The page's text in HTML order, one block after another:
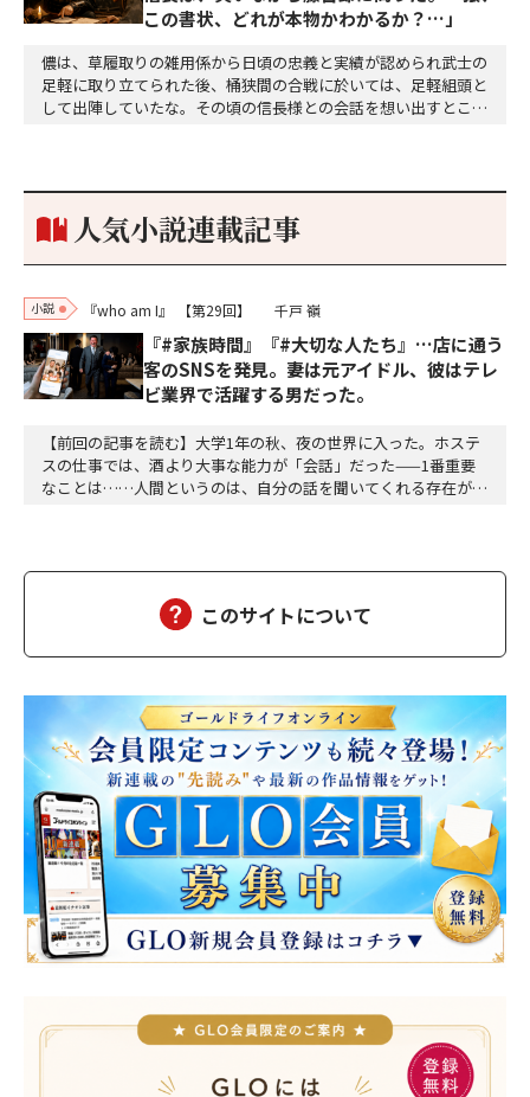
この書状、どれが本物かわかるか？…」
儂は、草履取りの雑用係から日頃の忠義と実績が認められ武士の
足軽に取り立てられた後、桶狭間の合戦に於いては、足軽組頭と
して出陣していたな。その頃の信長様との会話を想い出すとこん
り。どうして勝てたのか、未だにわかりません。…
人気小説連載記事
小説 『who am I』 【第29回】 千戸 嶺
『#家族時間』『#大切な人たち』…店に通う
客のSNSを発見。妻は元アイドル、彼はテレ
ビ業界で活躍する男だった。
【前回の記事を読む】大学1年の秋、夜の世界に入った。ホステ
スの仕事では、酒より大事な能力が「会話」だった——1番重要
なことは……人間というのは、自分の話を聞いてくれる存在が好
物』の共感はコストがかかる。『本物』の関心は疲弊する…
このサイトについて